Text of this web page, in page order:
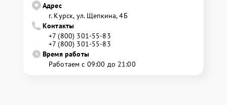
Адрес
г. Курск, ул. Щепкина, 4Б
Контакты
+7 (800) 301-55-83
+7 (800) 301-55-83
Время работы
Работаем с 09:00 до 21:00